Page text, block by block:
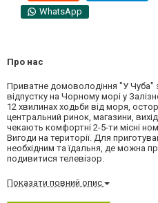
WhatsApp
Про нас
Приватне домоволодіння "У
відпустку на Чорному морі у
12 хвилинах ходьби від моря,
центральний ринок, магазини,
чекають комфортні 2-5-ти місні
Вигоди на території. Для
необхідним та їдальня, де можна
подивитися телевізор.
Показати повний опис